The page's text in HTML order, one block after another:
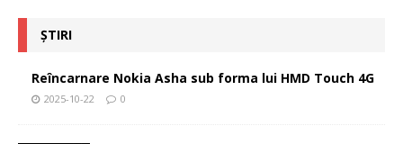
ȘTIRI
Reîncarnare Nokia Asha sub forma lui HMD Touch 4G
2025-10-22 0